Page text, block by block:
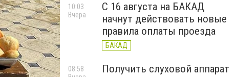
С 16 августа на БАКАД
начнут действовать новые
правила оплаты проезда
БАКАД
10:03
Вчера
Получить слуховой аппарат
08:58